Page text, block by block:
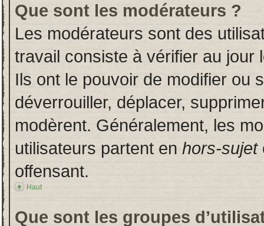
Que sont les modérateurs ?
Les modérateurs sont des
travail consiste à vérifier au jour
Ils ont le pouvoir de modifier ou
déverrouiller, déplacer,
modèrent. Généralement, les
utilisateurs partent en hors-sujet
offensant.
Haut
Que sont les groupes